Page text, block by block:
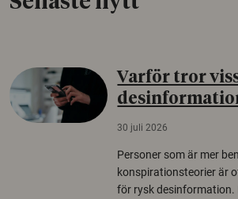
Varför tror
30 juli 2026
Personer som är mer
konspirationsteorier är
för rysk desinformation.